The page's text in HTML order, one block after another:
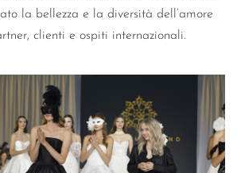
la bellezza e la diversità dell’amore
clienti e ospiti internazionali.